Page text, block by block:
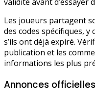
validité avant d’essayer
Les joueurs partagent
des codes spécifiques,
s’ils ont déjà expiré.
publication et les
informations les plus
Annonces